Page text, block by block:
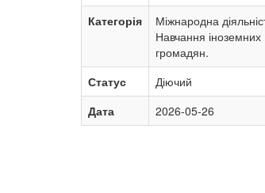
Категорія
Міжнародна
Навчання іноземних
громадян.
Статус
Діючий
Дата
2026-05-26